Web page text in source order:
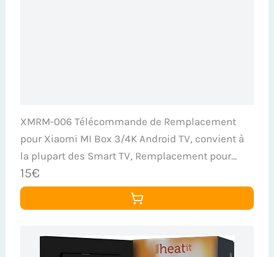
XMRM-006 Télécommande de Remplacement
pour Xiaomi MI Box 3/4K Android TV, convient à
la plupart des Smart TV, Remplacement pour
Xiaomi MI XMRM-006 XMRM-00A XMRM-M8
15€